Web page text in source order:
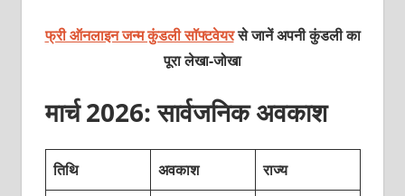
फ्री ऑनलाइन जन्म कुंडली सॉफ्टवेयरसे जानें अपनी कुंडली का
पूरा लेखा-जोखा
मार्च 2026: सार्वजनिक अवकाश
तिथि अवकाश राज्य